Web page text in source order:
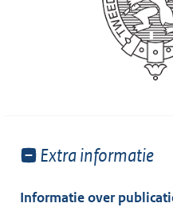
Toon
van:
Extra informatie
Informatie over